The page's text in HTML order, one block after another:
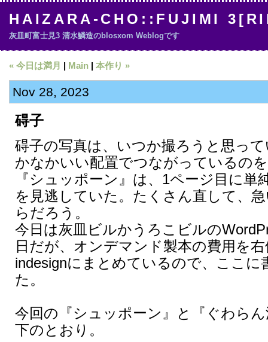
HAIZARA-CHO::FUJIMI
灰皿町富士見3 清水鱗造のblosxom Weblogです
« 今日は満月 | Main | 本作り »
Nov 28, 2023
碍子
碍子の写真は、いつか撮ろうと思っ
かなかいい配置でつながっているの
『シュッポーン』は、1ページ目に単
を見逃していた。たくさん直して、
らだろう。
今日は灰皿ビルかうろこビルの
日だが、オンデマンド製本の費用を
indesignにまとめているので、ここに
た。
今回の『シュッポーン』と『ぐわら
下のとおり。